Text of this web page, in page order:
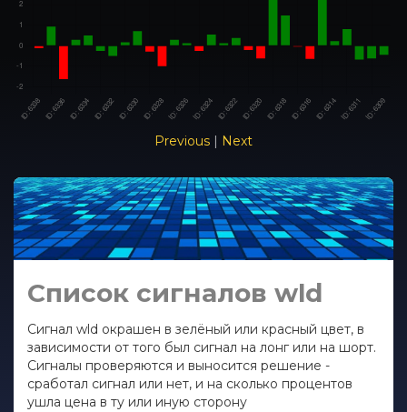
Previous | Next
Список сигналов wld
Сигнал wld окрашен в зелёный или красный цвет, в
зависимости от того был сигнал на лонг или на шорт.
Сигналы проверяются и выносится решение -
сработал сигнал или нет, и на сколько процентов
ушла цена в ту или иную сторону